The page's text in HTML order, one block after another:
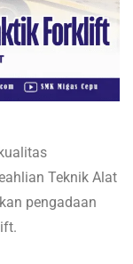
Teknik Alat
pengadaan